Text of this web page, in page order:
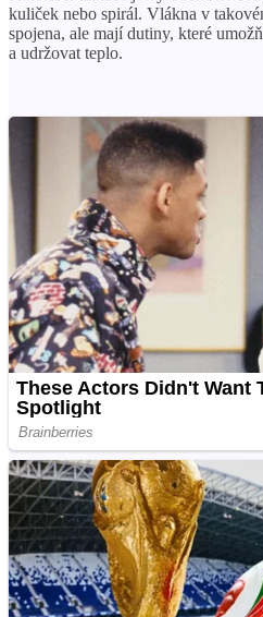
kuliček nebo spirál. Vlákna v
spojena, ale mají dutiny, které
a udržovat teplo.